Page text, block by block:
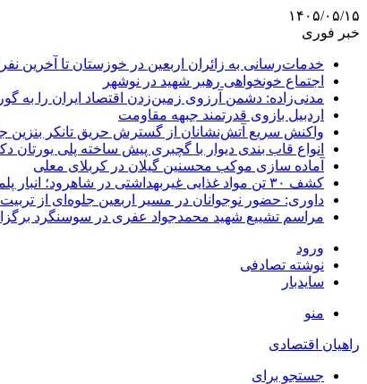
۱۴۰۵/۰۵/۱۵
خبر فوری
خدمات‌رسانی به زائران اربعین در خوزستان تا آخرین نفر
اجتماع خونخواهی رهبر شهید در نوشهر
مدنی‌زاده: دشمن آرزوی زمین‌زدن اقتصاد ایران را به
اردبیل بازوی قدرتمند جبهه مقاومت
واکنش سریع آتش‌نشانان از گسترش حریق تانکر بنزین
انواع قاب بندی دیوار با گچبری پیش ساخته پلی
آماده سازی موکب محسنین گیلان در کربلای معلی
کشف ۳۰ تن مواد غذایی غیربهداشتی در شاهرود؛ انبار پلمب شد
داوری: حضور نوجوانان در مسیر اربعین جلوه‌ای از
مراسم تشییع شهید محمدجواد عفری در سوسنگرد
ورود
نوشته تصادفی
سایدبار
منو
راهیان اقتصادی
جستجو برای